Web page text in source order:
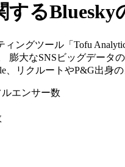
する
ィングツール「Tofu
膨大なSNSビッグデータ
、リクルートやP&G出身
エンサー数